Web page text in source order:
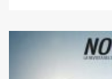
¿Feminicidio
femicidio?